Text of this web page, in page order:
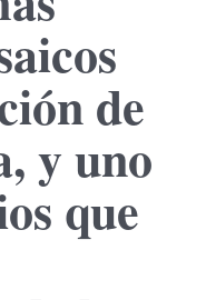
de
y uno
que